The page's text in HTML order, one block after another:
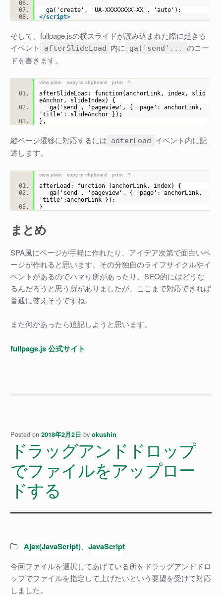
ga('create', 'UA-XXXXXXXX-XX', 'auto');
</script>
そして、fullpage.jsの横スライドが読み込まれた際に起きる
イベント
afterSlideLoad 内に ga('send'...
のコー
ドを書きます。
view plain copy to clipboard print ?
afterSlideLoad: function(anchorLink, index, slid
eAnchor, slideIndex) {
ga('send', 'pageview', { 'page': anchorLink,
'title': slideAnchor });
},
縦ページ遷移に対応するには adterLoad イベント内に記
述します。
view plain copy to clipboard print ?
afterLoad: function (anchorLink, index) {
ga('send', 'pageview', { 'page': anchorLink,
'title':anchorLink });
}
まとめ
SPA風にページが手軽に作れたり、アイデア次第で面白いペ
ージが作れると思います。その分独自のライフサイクルやイ
ベントがあるのでハマり所があったり、SEO的にはどうな
るんだろうと思う所がありましたが、ここまで対応できれば
普通に使えそうですね。
また何かあったら追記しようと思います。
fullpage.js 公式サイト
Posted on 2018年2月2日 by okushin
ドラッグアンドドロップ
でファイルをアップロー
ドする
Categories:
Ajax(JavaScript)、 JavaScript
今回ファイルを選択してあげている所をドラッグアンドドロ
ップでファイルを指定して上げたいという要望を受けて対応
しました。